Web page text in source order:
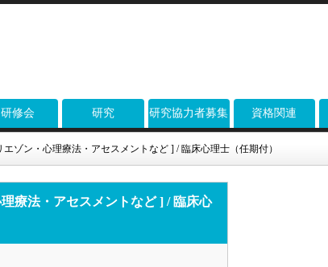
研修会 研究 研究協力者募集 資格関連
エゾン・心理療法・アセスメントなど ] / 臨床心理士（任期付）
療法・アセスメントなど ] / 臨床心